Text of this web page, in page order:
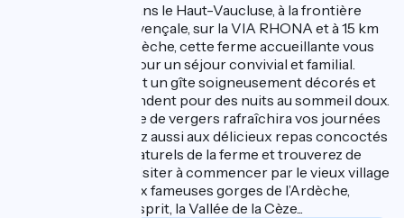
Située à Lapalud, dans le Haut-Vaucluse, à la frontière
avec la Drôme Provençale, sur la VIA RHONA et à 15 km
des Gorges de l’Ardèche, cette ferme accueillante vous
ouvre ses portes pour un séjour convivial et familial.
Quatre chambres et un gîte soigneusement décorés et
spacieux vous attendent pour des nuits au sommeil doux.
La piscine entourée de vergers rafraîchira vos journées
d'été. Vous goûterez aussi aux délicieux repas concoctés
avec les produits naturels de la ferme et trouverez de
nombreux lieux à visiter à commencer par le vieux village
de Lapalud jusqu’aux fameuses gorges de l’Ardèche,
Bollène, Pont-St-Esprit, la Vallée de la Cèze...